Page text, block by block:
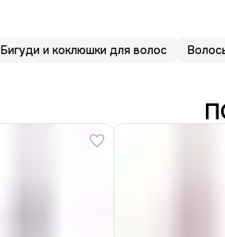
Бигуди и коклюшки для волос